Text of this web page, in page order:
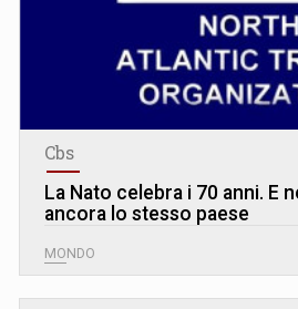
Cbs
La Nato celebra i 70 anni. E
ancora lo stesso paese
MONDO